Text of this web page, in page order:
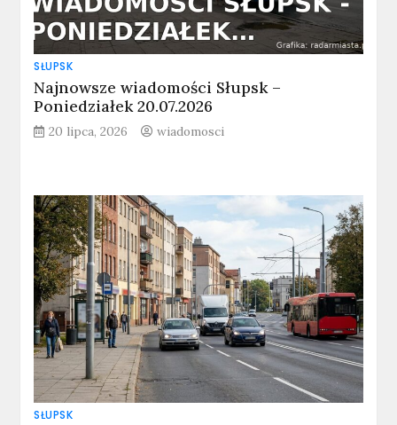
SŁUPSK
Najnowsze wiadomości Słupsk –
Poniedziałek 20.07.2026
20 lipca, 2026 wiadomosci
SŁUPSK